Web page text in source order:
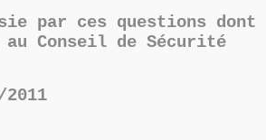
par ces questions dont
Conseil de Sécurité